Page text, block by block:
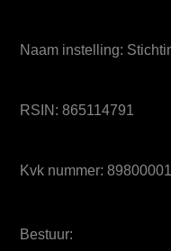
Naam instelling:
RSIN: 865114791
Kvk nummer: 89800001
Bestuur: